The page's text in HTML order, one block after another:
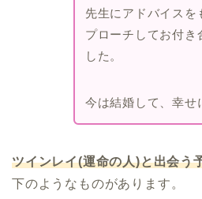
先生にアドバイスを
プローチしてお付き
した。
今は結婚して、幸せ
ツインレイ(運命の人)と出会う
下のようなものがあります。